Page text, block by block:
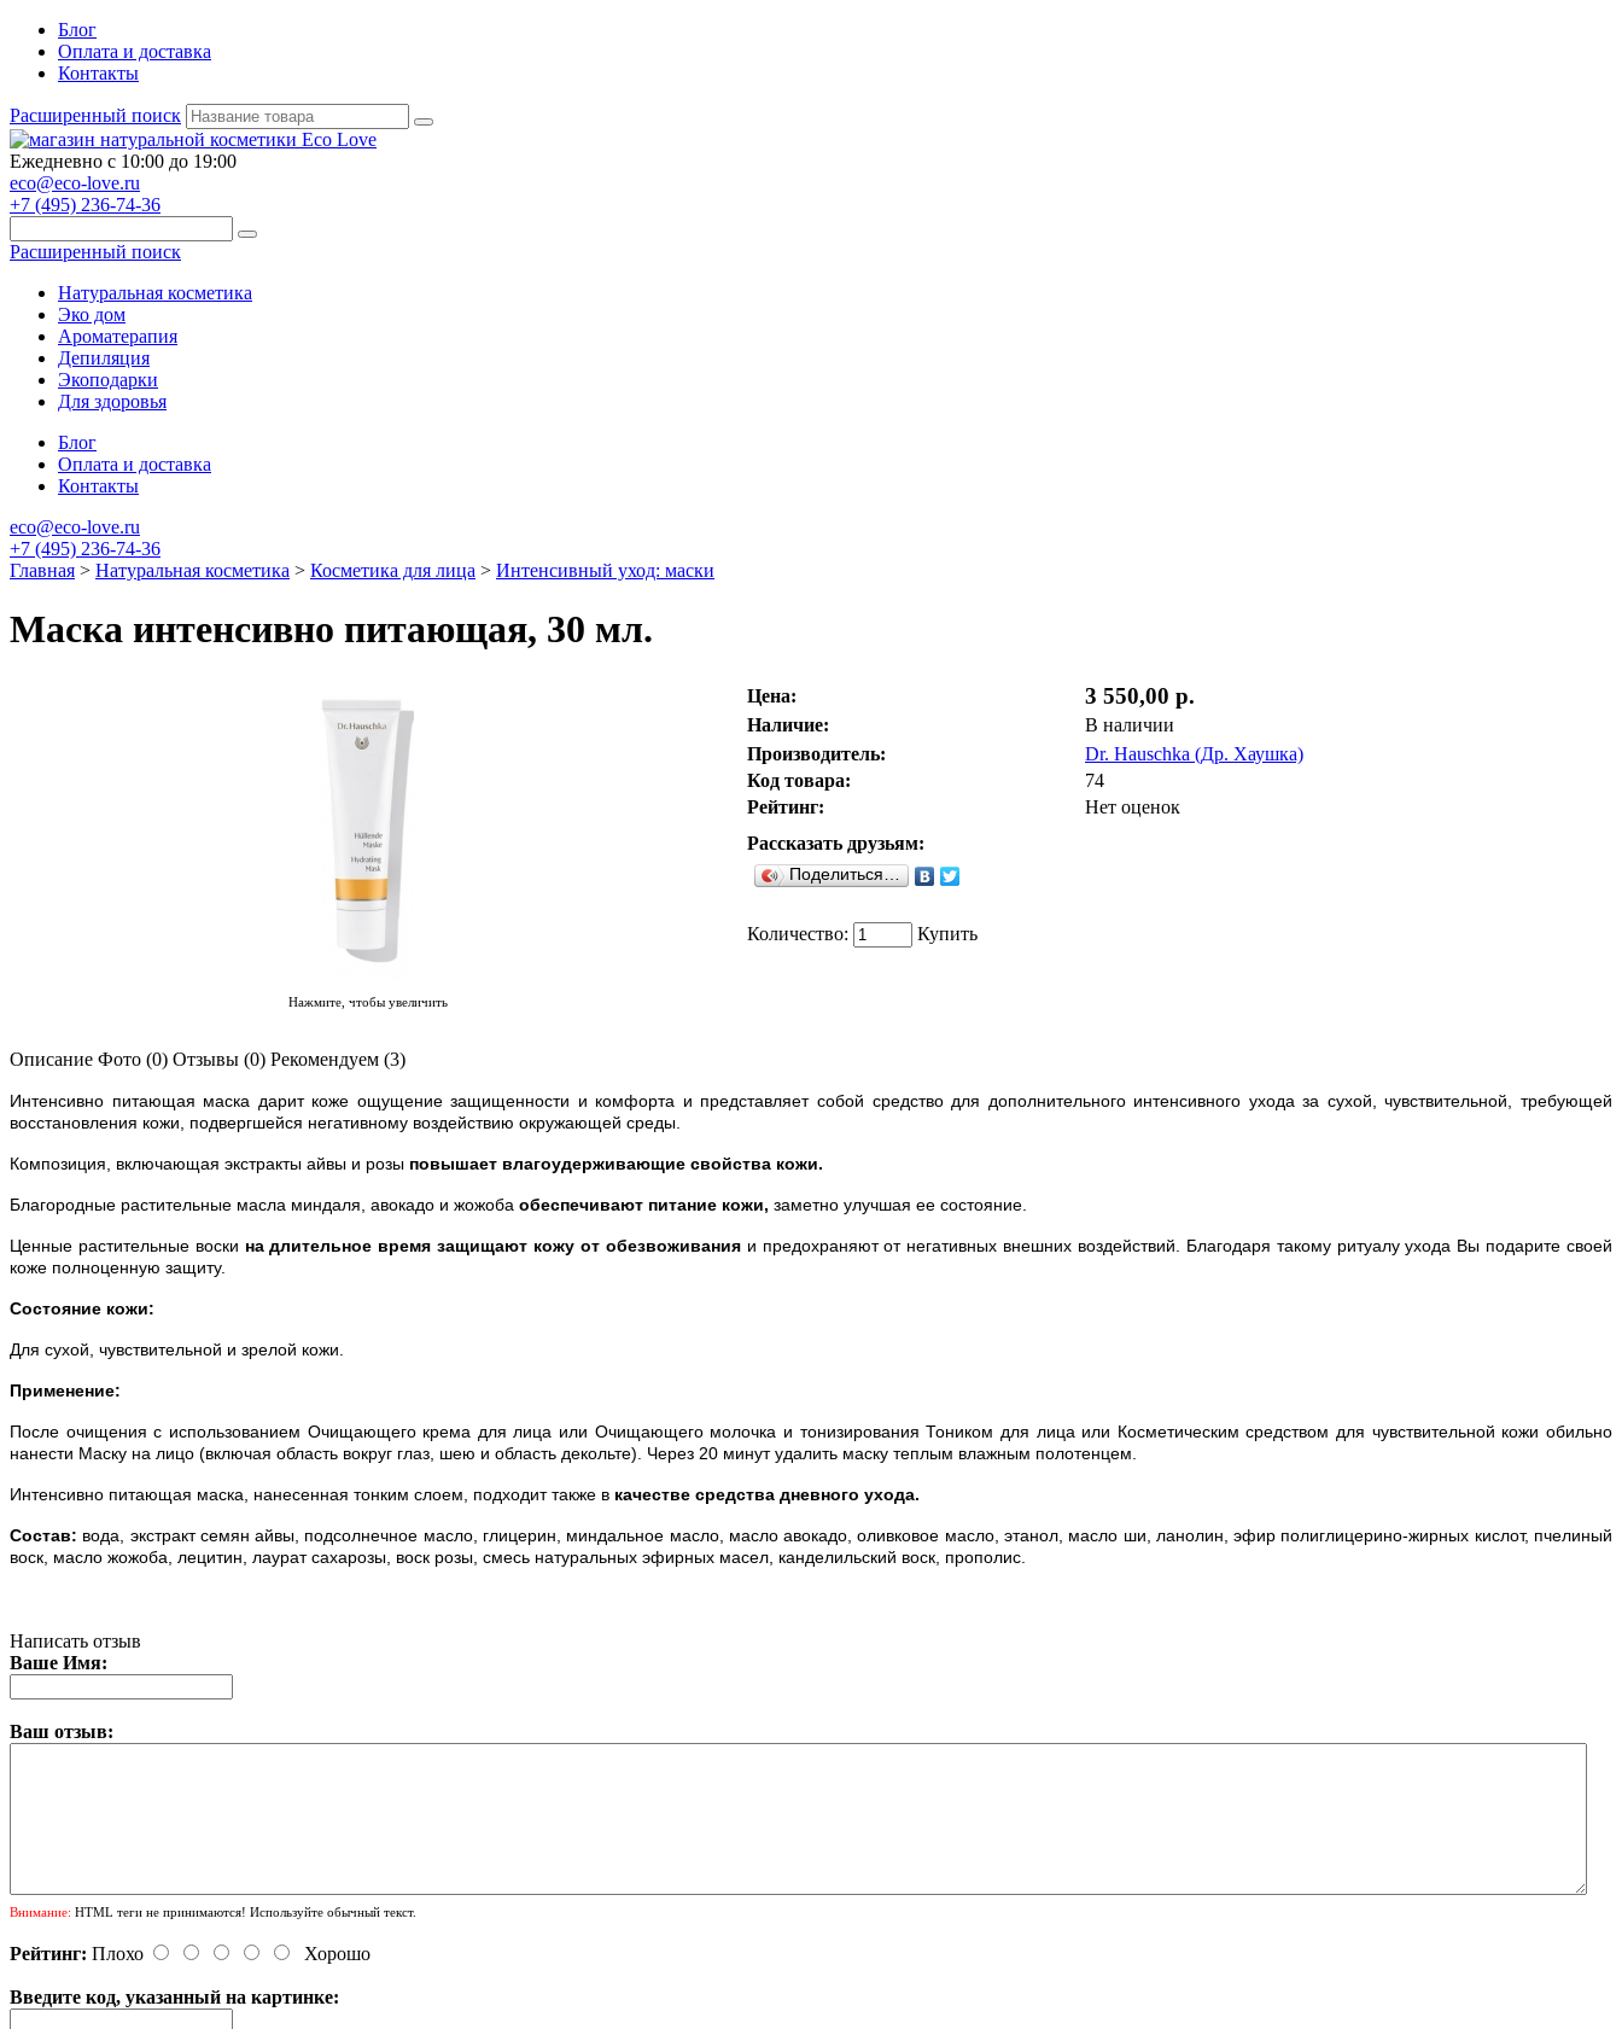
Блог
Оплата и доставка
Контакты
Расширенный поиск
Ежедневно с 10:00 до 19:00
eco@eco-love.ru
+7 (495) 236-74-36
Расширенный поиск
Натуральная косметика
Эко дом
Ароматерапия
Депиляция
Экоподарки
Для здоровья
Блог
Оплата и доставка
Контакты
eco@eco-love.ru
+7 (495) 236-74-36
Главная > Натуральная косметика > Косметика для лица > Интенсивный уход: маски
Маска интенсивно питающая, 30 мл.
Нажмите, чтобы увеличить
Цена: 3 550,00 р.
Наличие:
В наличии
Производитель:
Dr. Hauschka (Др. Хаушка)
Код товара:
74
Рейтинг:
Нет оценок
Рассказать друзьям:
Поделиться…
Количество: Купить
Описание Фото (0) Отзывы (0) Рекомендуем (3)
Интенсивно питающая маска дарит коже ощущение защищенности и комфорта и представляет собой средство для дополнительного интенсивного ухода за сухой, чувствительной, требующей
восстановления кожи, подвергшейся негативному воздействию окружающей среды.
Композиция, включающая экстракты айвы и розы повышает влагоудерживающие свойства кожи.
Благородные растительные масла миндаля, авокадо и жожоба обеспечивают питание кожи, заметно улучшая ее состояние.
Ценные растительные воски на длительное время защищают кожу от обезвоживанияи предохраняют от негативных внешних воздействий. Благодаря такому ритуалу ухода Вы подарите своей
коже полноценную защиту.
Состояние кожи:
Для сухой, чувствительной и зрелой кожи.
Применение:
После очищения с использованием Очищающего крема для лица или Очищающего молочка и тонизирования Тоником для лица или Косметическим средством для чувствительной кожи обильно
нанести Маску на лицо (включая область вокруг глаз, шею и область декольте). Через 20 минут удалить маску теплым влажным полотенцем.
Интенсивно питающая маска, нанесенная тонким слоем, подходит также в качестве средства дневного ухода.
Состав: вода, экстракт семян айвы, подсолнечное масло, глицерин, миндальное масло, масло авокадо, оливковое масло, этанол, масло ши, ланолин, эфир полиглицерино-жирных кислот, пчелиный
воск, масло жожоба, лецитин, лаурат сахарозы, воск розы, смесь натуральных эфирных масел, канделильский воск, прополис.
Написать отзыв
Ваше Имя:
Ваш отзыв:
Внимание: HTML теги не принимаются! Используйте обычный текст.
Рейтинг: Плохо Хорошо
Введите код, указанный на картинке: